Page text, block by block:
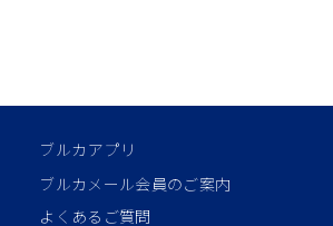
ブルカアプリ
ブルカメール会員のご案内
よくあるご質問